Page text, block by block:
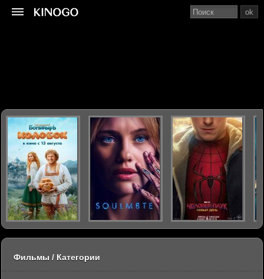
ok
Фильмы / Категории